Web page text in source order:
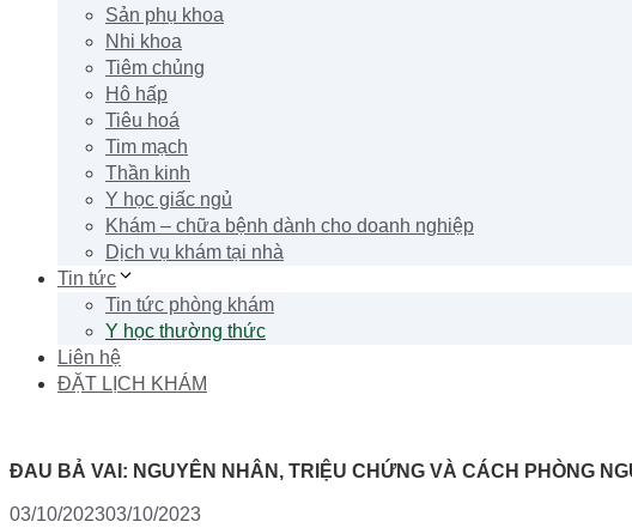
Sản phụ khoa
Nhi khoa
Tiêm chủng
Hô hấp
Tiêu hoá
Tim mạch
Thần kinh
Y học giấc ngủ
Khám – chữa bệnh dành cho doanh nghiệp
Dịch vụ khám tại nhà
Tin tức
Tin tức phòng khám
Y học thường thức
Liên hệ
ĐẶT LỊCH KHÁM
ĐAU BẢ VAI: NGUYÊN NHÂN, TRIỆU CHỨNG VÀ CÁCH PHÒNG
03/10/202303/10/2023